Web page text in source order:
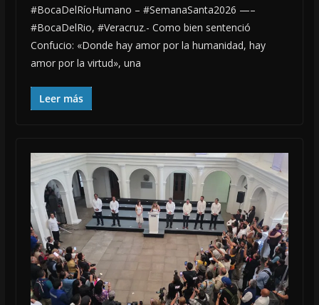
#BocaDelRíoHumano – #SemanaSanta2026 —–
#BocaDelRio, #Veracruz.- Como bien sentenció
Confucio: «Donde hay amor por la humanidad, hay
amor por la virtud», una
Leer más